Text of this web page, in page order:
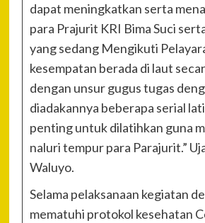
dapat meningkatkan serta
para Prajurit KRI Bima Suci
yang sedang Mengikuti
kesempatan berada di laut
dengan unsur gugus tugas
diadakannya beberapa serial
penting untuk dilatihkan guna
naluri tempur para Parajurit.”
Waluyo.
Selama pelaksanaan kegiatan
mematuhi protokol kesehatan